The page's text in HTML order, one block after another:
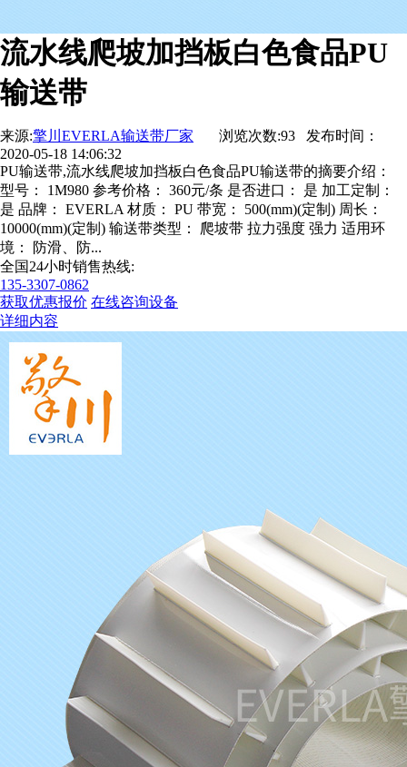
流水线爬坡加挡板白色食品PU
输送带
来源:擎川EVERLA输送带厂家 浏览次数:93 发布时间：
2020-05-18 14:06:32
PU输送带,流水线爬坡加挡板白色食品PU输送带的摘要介绍：
型号： 1M980 参考价格： 360元/条 是否进口： 是 加工定制：
是 品牌： EVERLA 材质： PU 带宽： 500(mm)(定制) 周长：
10000(mm)(定制) 输送带类型： 爬坡带 拉力强度 强力 适用环
境： 防滑、防...
全国24小时销售热线:
135-3307-0862
获取优惠报价 在线咨询设备
详细内容